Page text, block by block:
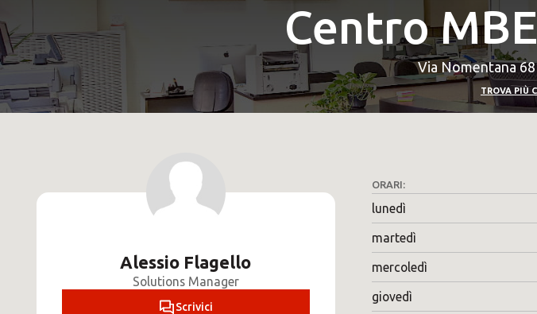
Centro
Via Nomentana
TROVA PIÙ
Alessio Flagello
Solutions Manager
Scrivici
ORARI:
lunedì
martedì
mercoledì
giovedì